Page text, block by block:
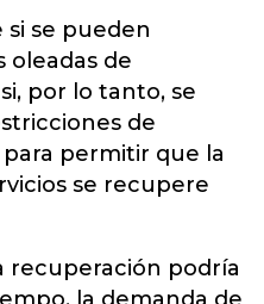
se pueden
oleadas de
por lo tanto, se
de
permitir que la
se recupere
recuperación podría